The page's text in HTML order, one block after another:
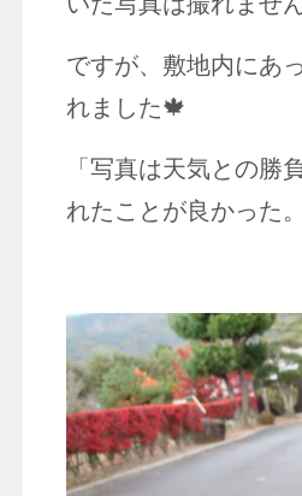
ですが、敷地内にあ
れました🍁
「写真は天気との勝
れたことが良かった